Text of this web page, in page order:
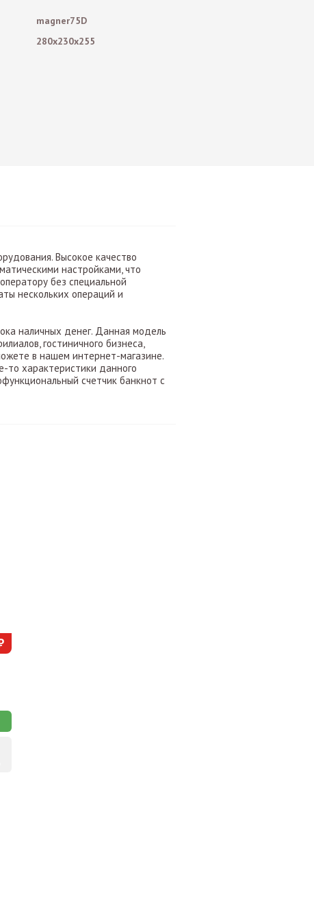
magner75D
280x230x255
Высокое качество
настройками, что
без специальной
нескольких операций и
наличных денег. Данная модель
гостиничного бизнеса,
в нашем интернет-магазине.
то характеристики данного
счетчик банкнот с